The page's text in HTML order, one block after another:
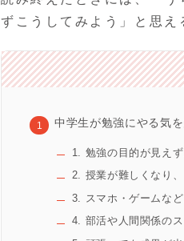
ずこうしてみよう」と思え
中学生が勉強にやる気
1. 勉強の目的が見え
2. 授業が難しくなり
3. スマホ・ゲームな
4. 部活や人間関係の